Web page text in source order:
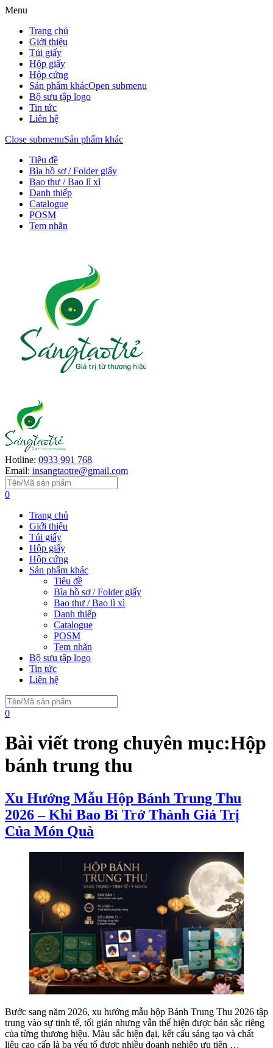
Menu
Trang chủ
Giới thiệu
Túi giấy
Hộp giấy
Hộp cứng
Sản phẩm khácOpen submenu
Bộ sưu tập logo
Tin tức
Liên hệ
Close submenuSản phẩm khác
Tiêu đề
Bìa hồ sơ / Folder giấy
Bao thư / Bao lì xì
Danh thiếp
Catalogue
POSM
Tem nhãn
Hotline: 0933 991 768
Email: insangtaotre@gmail.com
0
Trang chủ
Giới thiệu
Túi giấy
Hộp giấy
Hộp cứng
Sản phẩm khác
Tiêu đề
Bìa hồ sơ / Folder giấy
Bao thư / Bao lì xì
Danh thiếp
Catalogue
POSM
Tem nhãn
Bộ sưu tập logo
Tin tức
Liên hệ
0
Bài viết trong chuyên mục:Hộp
bánh trung thu
Xu Hướng Mẫu Hộp Bánh Trung Thu
2026 – Khi Bao Bì Trở Thành Giá Trị
Của Món Quà
Bước sang năm 2026, xu hướng mẫu hộp Bánh Trung Thu 2026 tập
trung vào sự tinh tế, tối giản nhưng vẫn thể hiện được bản sắc riêng
của từng thương hiệu. Màu sắc hiện đại, kết cấu sáng tạo và chất
liệu cao cấp là ba yếu tố được nhiều doanh nghiệp ưu tiên …